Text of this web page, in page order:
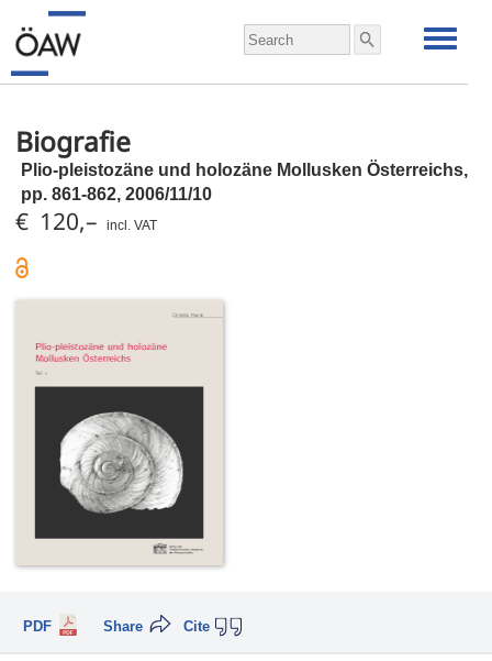
Biografie
Plio-pleistozäne und holozäne Mollusken Österreichs,
pp. 861-862, 2006/11/10
€ 120,– incl. VAT
PDF Cite
Share